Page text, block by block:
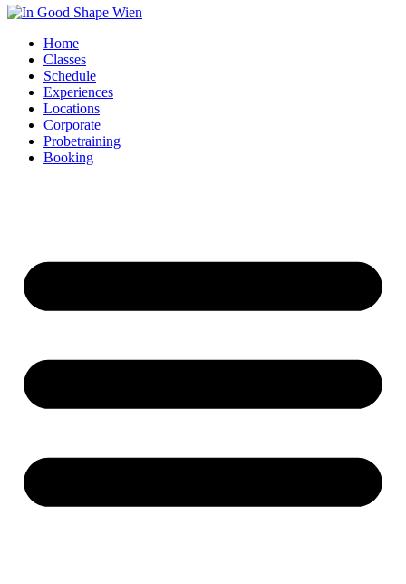
Home
Classes
Schedule
Experiences
Locations
Corporate
Probetraining
Booking